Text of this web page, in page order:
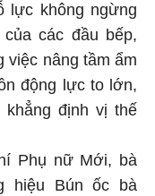
lực không ngừng
các đầu bếp,
việc nâng tầm ẩm
động lực to lớn,
định vị thế
Phụ nữ Mới, bà
hiệu Bún ốc bà